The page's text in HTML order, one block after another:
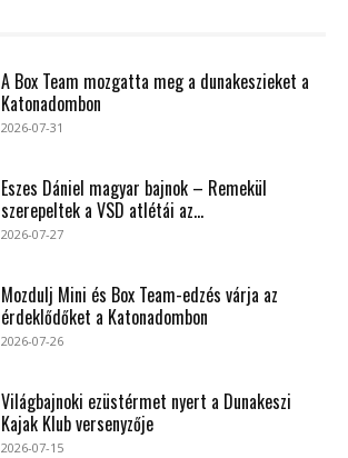
A Box Team mozgatta meg a dunakeszieket a
Katonadombon
2026-07-31
Eszes Dániel magyar bajnok – Remekül
szerepeltek a VSD atlétái az...
2026-07-27
Mozdulj Mini és Box Team-edzés várja az
érdeklődőket a Katonadombon
2026-07-26
Világbajnoki ezüstérmet nyert a Dunakeszi
Kajak Klub versenyzője
2026-07-15